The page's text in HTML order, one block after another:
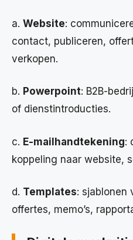
a. Website:
contact, publiceren,
verkopen.
b. Powerpoint: B2B-
of dienstintroducties.
c. E-mailhandtekening:
koppeling naar website,
d. Templates: sjablonen
offertes, memo’s,